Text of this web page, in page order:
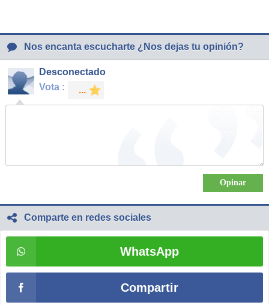
Nos encanta escucharte ¿Nos dejas tu opinión?
Desconectado
Vota :
Comparte en redes sociales
WhatsApp
Compartir